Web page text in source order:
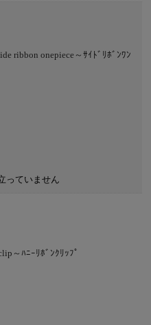
ribbon onepiece～ｻｲﾄﾞﾘﾎﾞﾝﾜﾝ
っていません
～ﾊﾆｰﾘﾎﾞﾝｸﾘｯﾌﾟ